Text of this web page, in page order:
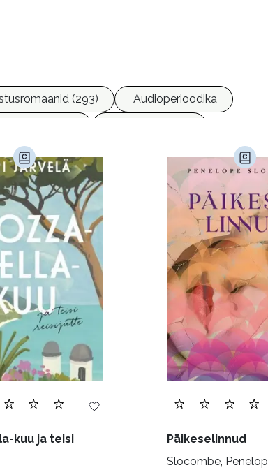
(293)
Audioperioodika
(1284)
(32)
Luule (75)
(47)
Religioon (107)
(147)
Transport (8)
Ühiskond (168)
kuu ja teisi
Päikeselinnud
Slocombe,